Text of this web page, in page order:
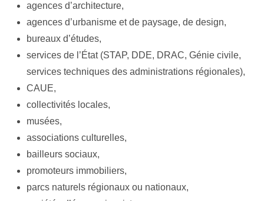
agences d’architecture,
agences d’urbanisme et de paysage, de design,
bureaux d’études,
services de l’État (STAP, DDE, DRAC, Génie civile,
services techniques des administrations régionales),
CAUE,
collectivités locales,
musées,
associations culturelles,
bailleurs sociaux,
promoteurs immobiliers,
parcs naturels régionaux ou nationaux,